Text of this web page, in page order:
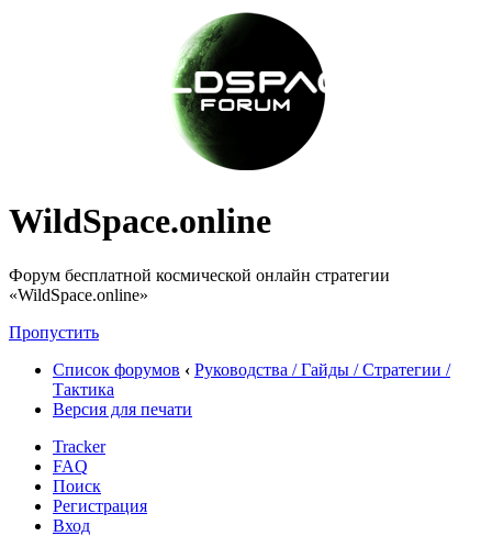
WildSpace.online
Форум бесплатной космической онлайн стратегии
«WildSpace.online»
Пропустить
Список форумов ‹ Руководства / Гайды / Стратегии /
Тактика
Версия для печати
Tracker
FAQ
Поиск
Регистрация
Вход